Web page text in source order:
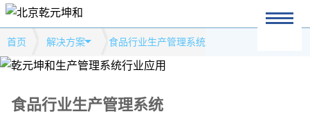
首页 解决方案 食品行业生产管理系统
食品行业生产管理系统